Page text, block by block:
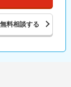
無料相談する